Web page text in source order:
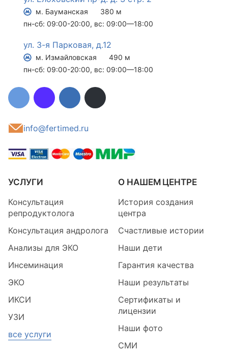
м. Бауманская
380 м
пн-сб: 09:00-20:00, вс: 09:00—18:00
ул. 3-я Парковая, д.12
м. Измайловская
490 м
пн-сб: 09:00-20:00, вс: 09:00—18:00
info@fertimed.ru
УСЛУГИ
Консультация
репродуктолога
Консультация андролога
Анализы для ЭКО
Инсеминация
ЭКО
ИКСИ
УЗИ
все услуги
О НАШЕМ ЦЕНТРЕ
История создания
центра
Счастливые истории
Наши дети
Гарантия качества
Наши результаты
Сертификаты и
лицензии
Наши фото
СМИ